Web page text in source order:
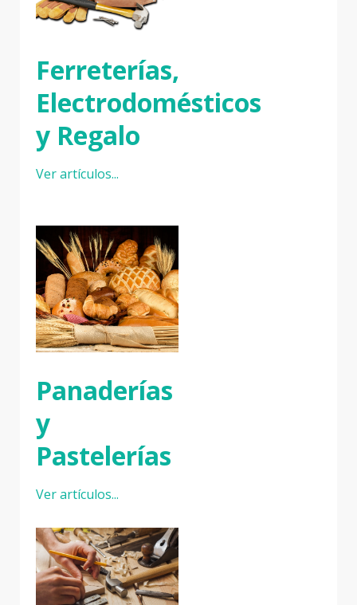
Ferreterías,
Electrodomésticos
y Regalo
Ver artículos...
Panaderías
y
Pastelerías
Ver artículos...